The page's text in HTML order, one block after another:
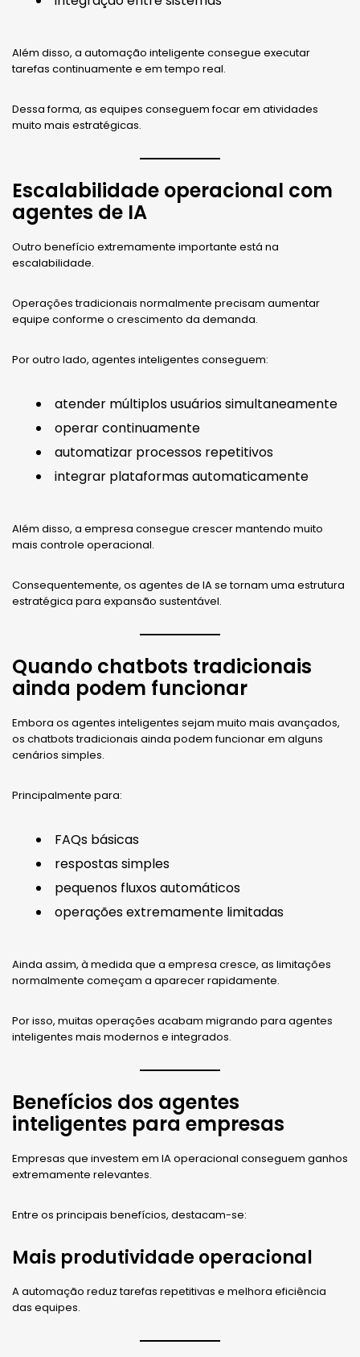
Além disso, a automação inteligente consegue executar
tarefas continuamente e em tempo real.
Dessa forma, as equipes conseguem focar em atividades
muito mais estratégicas.
Escalabilidade operacional com
agentes de IA
Outro benefício extremamente importante está na
escalabilidade.
Operações tradicionais normalmente precisam aumentar
equipe conforme o crescimento da demanda.
Por outro lado, agentes inteligentes conseguem:
atender múltiplos usuários simultaneamente
operar continuamente
automatizar processos repetitivos
integrar plataformas automaticamente
Além disso, a empresa consegue crescer mantendo muito
mais controle operacional.
Consequentemente, os agentes de IA se tornam uma estrutura
estratégica para expansão sustentável.
Quando chatbots tradicionais
ainda podem funcionar
Embora os agentes inteligentes sejam muito mais avançados,
os chatbots tradicionais ainda podem funcionar em alguns
cenários simples.
Principalmente para:
FAQs básicas
respostas simples
pequenos fluxos automáticos
operações extremamente limitadas
Ainda assim, à medida que a empresa cresce, as limitações
normalmente começam a aparecer rapidamente.
Por isso, muitas operações acabam migrando para agentes
inteligentes mais modernos e integrados.
Benefícios dos agentes
inteligentes para empresas
Empresas que investem em IA operacional conseguem ganhos
extremamente relevantes.
Entre os principais benefícios, destacam-se:
Mais produtividade operacional
A automação reduz tarefas repetitivas e melhora eficiência
das equipes.